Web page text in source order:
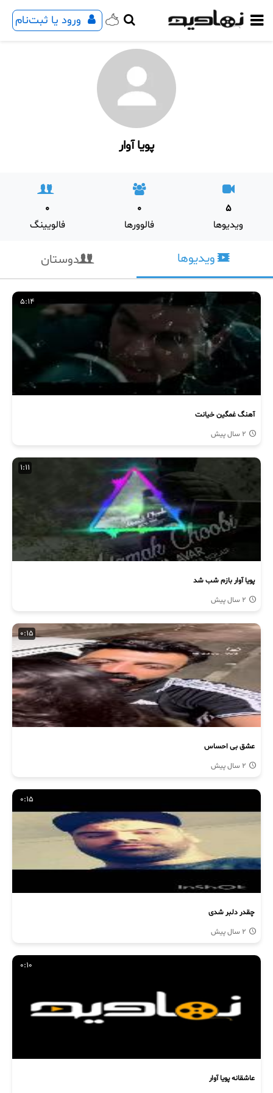
ورود یا ثبت‌نام
پویا آوار
5
ویدیوها
0
فالوورها
0
فالویینگ
ویدیوها دوستان
5:14
آهنگ غمگین خیانت
1:11
پویا آوار بازم شب شد
0:15
عشق بی احساس
0:15
چقدر دلبر شدی
0:10
عاشقانه پویا آوار